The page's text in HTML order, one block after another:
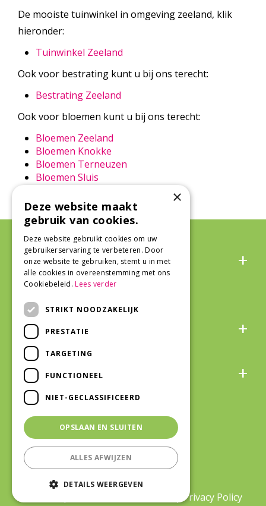
De mooiste tuinwinkel in omgeving zeeland, klik
hieronder:
Tuinwinkel Zeeland
Ook voor bestrating kunt u bij ons terecht:
Bestrating Zeeland
Ook voor bloemen kunt u bij ons terecht:
Bloemen Zeeland
Bloemen Knokke
Bloemen Terneuzen
Bloemen Sluis
Algemeen
Over ons
Snel naar
Veilig winkelen
©Life and Garden Oostburg
Privacy Policy
×
Deze website maakt
gebruik van cookies.
Deze website gebruikt cookies om uw
gebruikerservaring te verbeteren. Door
onze website te gebruiken, stemt u in met
alle cookies in overeenstemming met ons
Cookiebeleid.Lees verder
STRIKT NOODZAKELIJK
PRESTATIE
TARGETING
FUNCTIONEEL
NIET-GECLASSIFICEERD
OPSLAAN EN SLUITEN
ALLES AFWIJZEN
DETAILS WEERGEVEN